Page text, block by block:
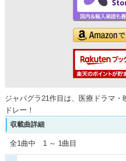
ジャパグラ21作目は、医療ドラマ・
ドレー！
収載曲詳細
全1曲中 1 ～ 1曲目